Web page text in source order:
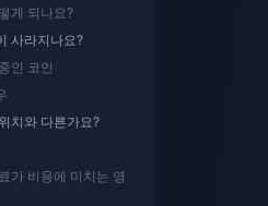
게 되나요?
사라지나요?
인 코인
치와 다른가요?
가 비용에 미치는 영